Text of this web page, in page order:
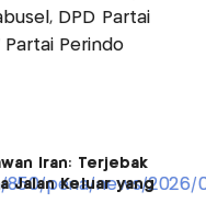
DPD Partai
Partai Perindo
Iran: Terjebak
Jalan Keluar yang